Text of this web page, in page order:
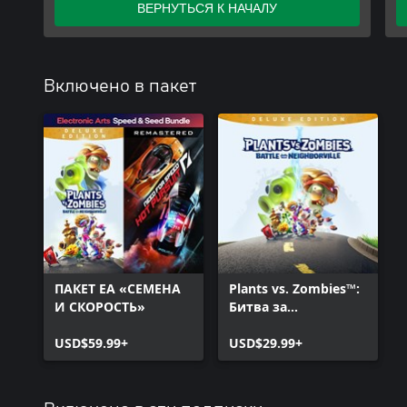
ВЕРНУТЬСЯ К НАЧАЛУ
Включено в пакет
ПАКЕТ EA «СЕМЕНА
И СКОРОСТЬ»
USD$59.99+
Plants vs. Zombies™:
Битва за
Издание Deluxe
USD$29.99+